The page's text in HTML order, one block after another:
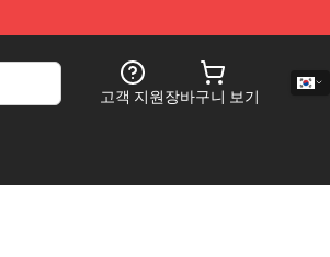
고객 지원장바구니 보기